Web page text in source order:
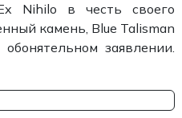
Nihilo в честь своего
камень, Blue Talisman
заявлении.